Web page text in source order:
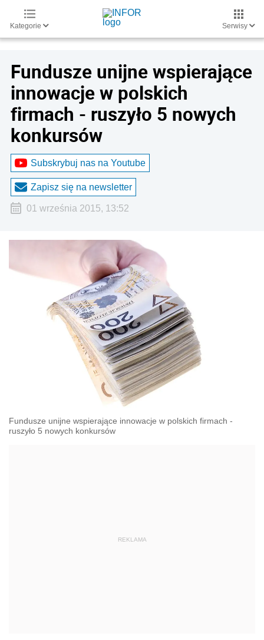
Kategorie Serwisy
Fundusze unijne wspierające
innowacje w polskich
firmach - ruszyło 5 nowych
konkursów
Subskrybuj nas na Youtube
Zapisz się na newsletter
01 września 2015, 13:52
Fundusze unijne wspierające innowacje w polskich firmach -
ruszyło 5 nowych konkursów